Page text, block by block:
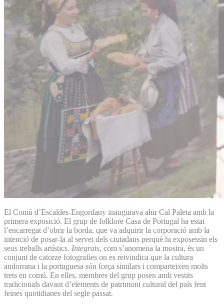
El Comú d’Escaldes-Engordany inaugurava ahir Cal Paleta amb la
primera exposició. El grup de folklore Casa de Portugal ha estat
l’encarregat d’obrir la borda, que va adquirir la corporació amb la
intenció de posar-la al servei dels ciutadans perquè hi exposessin els
seus treballs artístics. Integrats, com s’anomena la mostra, és un
conjunt de catorze fotografies on es reivindica que la cultura
andorrana i la portuguesa són força similars i comparteixen molts
trets en comú. En elles, membres del grup posen amb vestits
tradicionals davant d’elements de patrimoni cultural del país fent
feines quotidianes del segle passat.